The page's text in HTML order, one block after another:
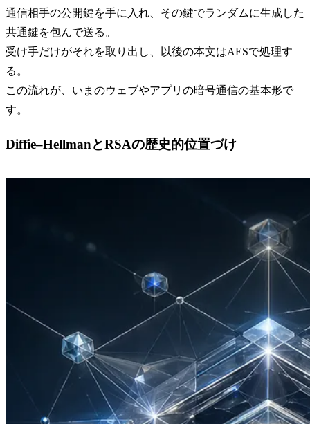
通信相手の公開鍵を手に入れ、その鍵でランダムに生成した
共通鍵を包んで送る。
受け手だけがそれを取り出し、以後の本文はAESで処理す
る。
この流れが、いまのウェブやアプリの暗号通信の基本形で
す。
Diffie–HellmanとRSAの歴史的位置づけ